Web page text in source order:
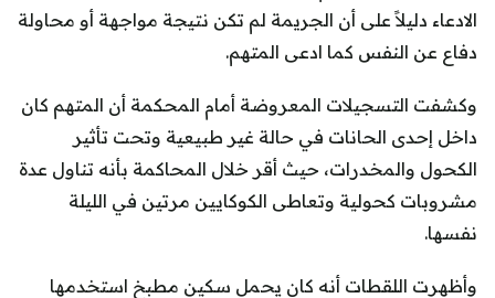
الادعاء دليلاً على أن الجريمة لم تكن نتيجة مواجهة أو محاولة
دفاع عن النفس كما ادعى المتهم.
وكشفت التسجيلات المعروضة أمام المحكمة أن المتهم كان
داخل إحدى الحانات في حالة غير طبيعية وتحت تأثير
الكحول والمخدرات، حيث أقر خلال المحاكمة بأنه تناول عدة
مشروبات كحولية وتعاطى الكوكايين مرتين في الليلة
نفسها.
وأظهرت اللقطات أنه كان يحمل سكين مطبخ استخدمها